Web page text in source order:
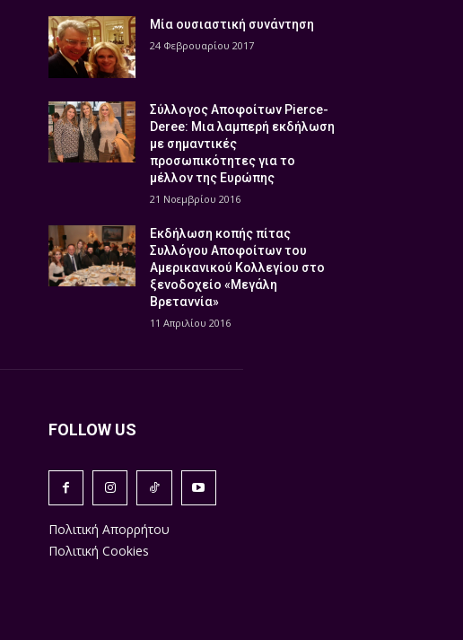
Μία ουσιαστική συνάντηση
24 Φεβρουαρίου 2017
Σύλλογος Αποφοίτων Pierce-
Deree: Μια λαμπερή εκδήλωση
με σημαντικές
προσωπικότητες για το
μέλλον της Ευρώπης
21 Νοεμβρίου 2016
Εκδήλωση κοπής πίτας
Συλλόγου Αποφοίτων του
Αμερικανικού Κολλεγίου στο
ξενοδοχείο «Μεγάλη
Βρεταννία»
11 Απριλίου 2016
FOLLOW US
Πολιτική Απορρήτου
Πολιτική Cookies